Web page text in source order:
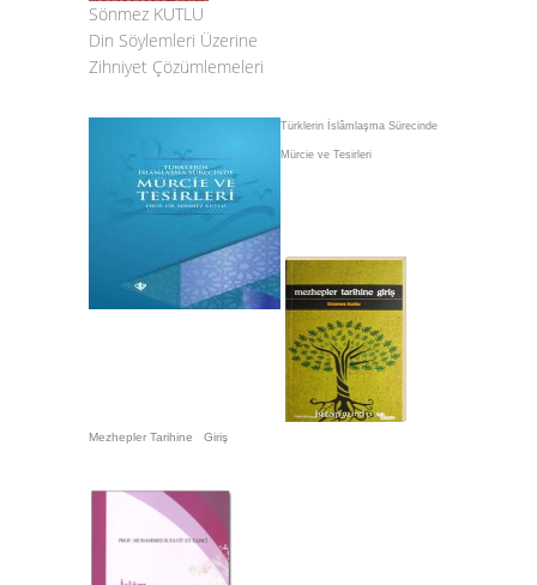
Sönmez KUTLU
Din Söylemleri Üzerine
Zihniyet Çözümlemeleri
Türklerin İslâmlaşma Sürecinde
Mürcie ve Tesirleri
Mezhepler Tarihine Giriş